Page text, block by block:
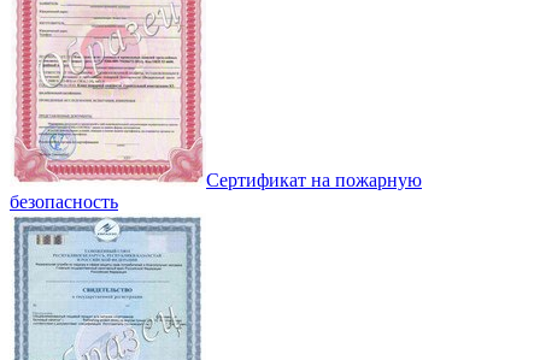
Сертификат на пожарную
безопасность